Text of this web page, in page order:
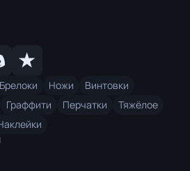
Брелоки Ножи
Винтовки
Граффити Перчатки
Тяжёлое